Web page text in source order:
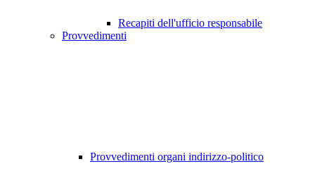
Recapiti dell'ufficio responsabile
Provvedimenti
Provvedimenti organi indirizzo-politico